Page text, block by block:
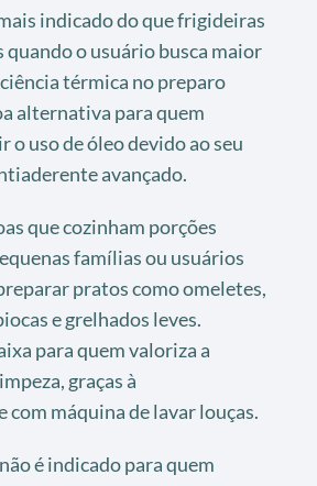
indicado do que frigideiras
quando o usuário busca maior
térmica no preparo
alternativa para quem
o uso de óleo devido ao seu
avançado.
que cozinham porções
famílias ou usuários
pratos como omeletes,
e grelhados leves.
para quem valoriza a
graças à
máquina de lavar louças.
é indicado para quem